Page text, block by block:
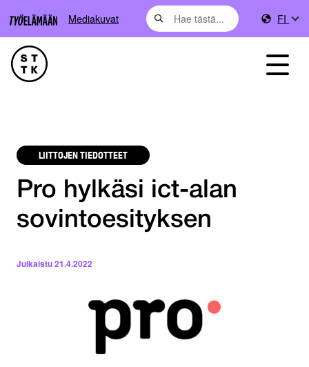
Mediakuvat FI
LIITTOJEN TIEDOTTEET
Pro hylkäsi ict-alan
sovintoesityksen
Julkaistu21.4.2022